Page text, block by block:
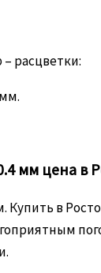
расцветки:
мм цена в
в